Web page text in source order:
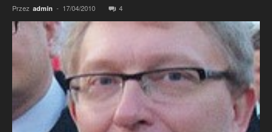
Przez admin - 17/04/2010 4